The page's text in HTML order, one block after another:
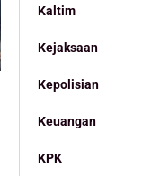
Kaltim
Kejaksaan
Kepolisian
Keuangan
KPK